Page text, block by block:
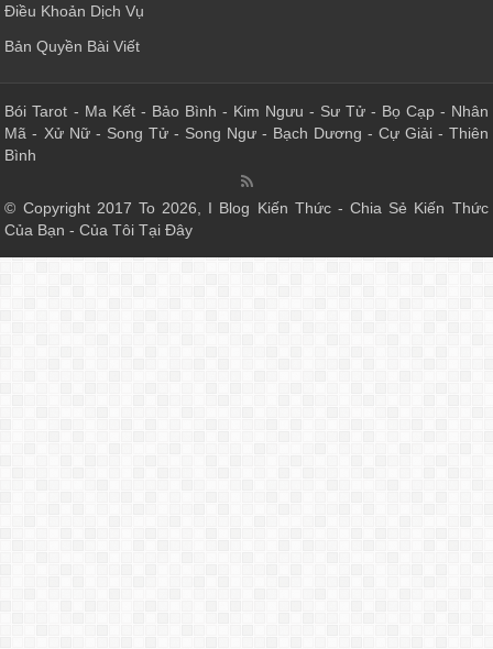
Điều Khoản Dịch Vụ
Bản Quyền Bài Viết
Bói Tarot - Ma Kết- Bảo Bình - Kim Ngưu - Sư Tử- Bọ Cạp- Nhân
Mã - Xử Nữ- Song Tử- Song Ngư- Bạch Dương - Cự Giải- Thiên
Bình
© Copyright 2017 To 2026, I Blog Kiến Thức - Chia Sẻ Kiến Thức
Của Bạn - Của Tôi Tại Đây